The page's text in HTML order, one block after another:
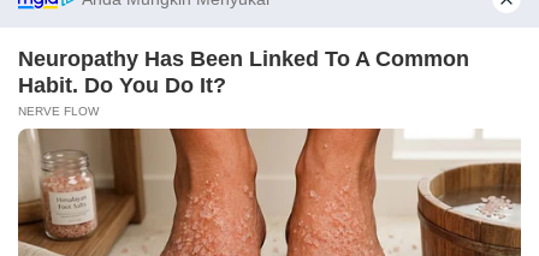
Viral Ayah Tinggalkan Istri dan Bayi Demi
Dugaan Selingkuhan Sesama Jenis
Berita Viral
Viral Lagu Kicau Mania di Luar Negeri,
Liriknya Disangka “Getcho Money Up”
hingga Ramai di TikTok Global